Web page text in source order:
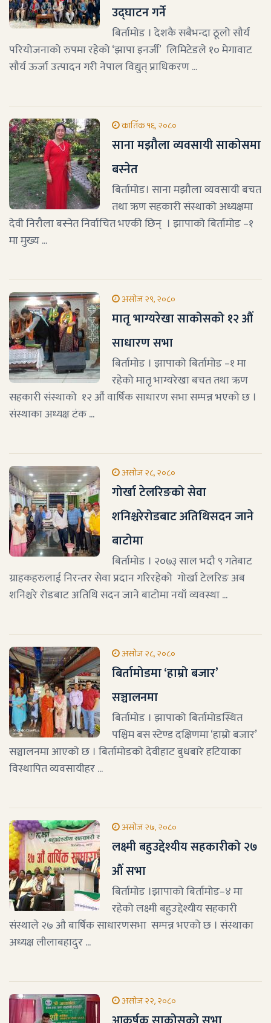
उद्घाटन गर्ने
बिर्तामोड । देशकै सबैभन्दा ठूलो सौर्य
परियोजनाको रुपमा रहेको ‘झापा इनर्जी’ लिमिटेडले १० मेगावाट
सौर्य ऊर्जा उत्पादन गरी नेपाल विद्युत् प्राधिकरण ...
कार्तिक १६, २०८०
साना मझौला व्यवसायी साकोसमा
बस्नेत
बिर्तामोड। साना मझौला व्यवसायी बचत
तथा ऋण सहकारी संस्थाको अध्यक्षमा
देवी निरौला बस्नेत निर्वाचित भएकी छिन् । झापाको बिर्तामोड –१
मा मुख्य ...
असोज २९, २०८०
मातृ भाग्यरेखा साकोसको १२ औं
साधारण सभा
बिर्तामोड । झापाको बिर्तामोड –१ मा
रहेको मातृ भाग्यरेखा बचत तथा ऋण
सहकारी संस्थाको १२ औं वार्षिक साधारण सभा सम्पन्न भएको छ ।
संस्थाका अध्यक्ष टंक ...
असोज २८, २०८०
गोर्खा टेलरिङको सेवा
शनिश्चरेरोडबाट अतिथिसदन जाने
बाटोमा
बिर्तामोड । २०७३ साल भदौ ९ गतेबाट
ग्राहकहरुलाई निरन्तर सेवा प्रदान गरिरहेको गोर्खा टेलरिङ अब
शनिश्चरे रोडबाट अतिथि सदन जाने बाटोमा नयाँ व्यवस्था ...
असोज २८, २०८०
बिर्तामोडमा ‘हाम्रो बजार’
सञ्चालनमा
बिर्तामोड । झापाको बिर्तामोडस्थित
पश्चिम बस स्टेण्ड दक्षिणमा ‘हाम्रो बजार’
सञ्चालनमा आएको छ । बिर्तामोडको देवीहाट बुधबारे हटियाका
विस्थापित व्यवसायीहर ...
असोज २७, २०८०
लक्ष्मी बहुउद्देश्यीय सहकारीको २७
औं सभा
बिर्तामोड ।झापाको बिर्तामोड–४ मा
रहेको लक्ष्मी बहुउद्देश्यीय सहकारी
संस्थाले २७ औ बार्षिक साधारणसभा सम्पन्न भएको छ । संस्थाका
अध्यक्ष लीलाबहादुर ...
असोज २२, २०८०